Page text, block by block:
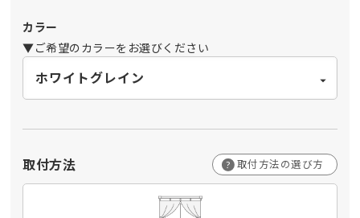
カラー
▼ご希望のカラーをお選びください
取付方法 ? 取付方法の選び方